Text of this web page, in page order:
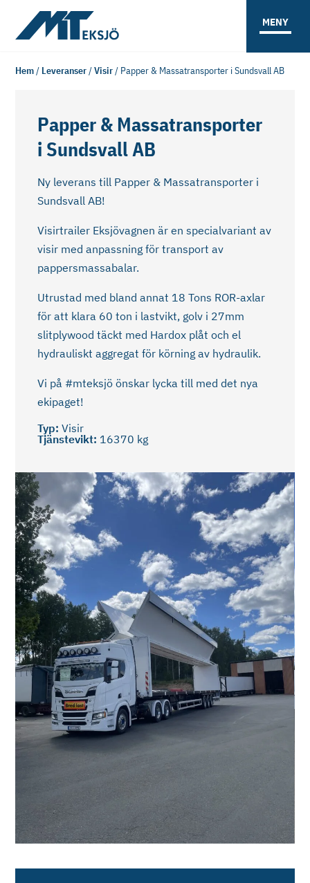
MENY
Hem/ Leveranser/Visir/ Papper & Massatransporter i Sundsvall AB
Papper & Massatransporter
i Sundsvall AB
Ny leverans till Papper & Massatransporter i
Sundsvall AB!
Visirtrailer Eksjövagnen är en specialvariant av
visir med anpassning för transport av
pappersmassabalar.
Utrustad med bland annat 18 Tons ROR-axlar
för att klara 60 ton i lastvikt, golv i 27mm
slitplywood täckt med Hardox plåt och el
hydrauliskt aggregat för körning av hydraulik.
Vi på #mteksjö önskar lycka till med det nya
ekipaget!
Typ:Visir
Tjänstevikt: 16370 kg